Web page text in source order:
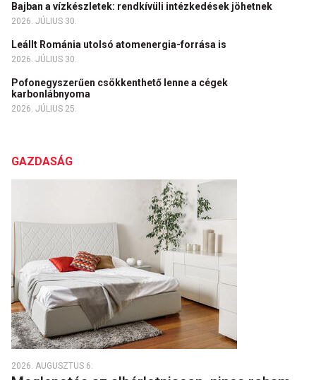
Bajban a vízkészletek: rendkívüli intézkedések jöhetnek
2026. JÚLIUS 30.
Leállt Románia utolsó atomenergia-forrása is
2026. JÚLIUS 30.
Pofonegyszerűen csökkenthető lenne a cégek
karbonlábnyoma
2026. JÚLIUS 25.
GAZDASÁG
2026. AUGUSZTUS 6.